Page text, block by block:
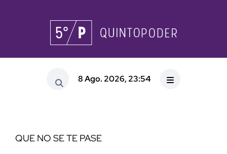
8 Ago. 2026, 23:54
QUE NO SE TE PASE